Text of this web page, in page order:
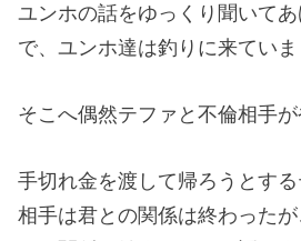
ユンホの話をゆっくり聞いて
で、ユンホ達は釣りに来ていま
そこへ偶然テファと不倫相手が
手切れ金を渡して帰ろうとす
相手は君との関係は終わった